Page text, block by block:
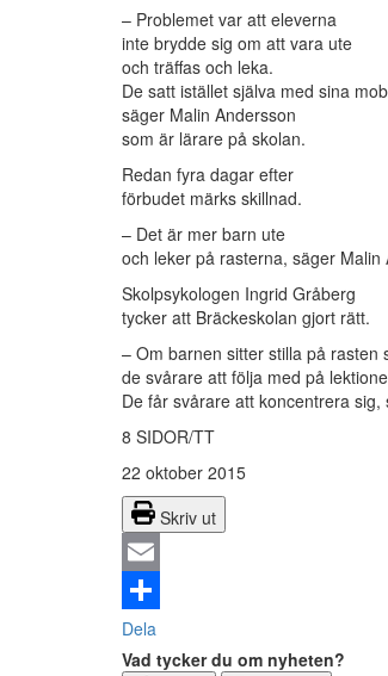
– Problemet var att eleverna
inte brydde sig om att vara ute
och träffas och leka.
De satt istället själva med sina
säger Malin Andersson
som är lärare på skolan.
Redan fyra dagar efter
förbudet märks skillnad.
– Det är mer barn ute
och leker på rasterna, säger Malin
Skolpsykologen Ingrid Gråberg
tycker att Bräckeskolan gjort rätt.
– Om barnen sitter stilla på rasten
de svårare att följa med på
De får svårare att koncentrera sig,
8 SIDOR/TT
22 oktober 2015
Skriv ut
Email
Dela
Vad tycker du om nyheten?